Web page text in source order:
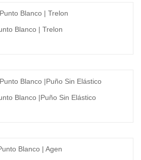
Blanco | Trelon
Blanco |Puño Sin Elástico